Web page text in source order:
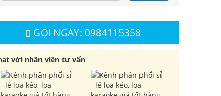
GỌI NGAY: 0984115358
với nhân viên tư vấn